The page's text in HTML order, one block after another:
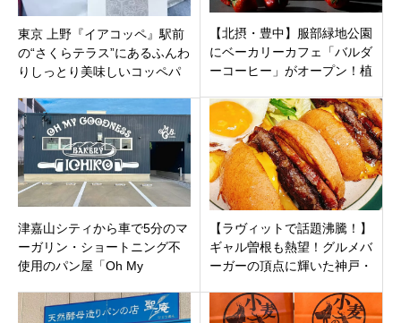
東京 上野『イアコッペ』駅前
の“さくらテラス”にあるふんわ
りしっとり美味しいコッペパ
【北摂・豊中】服部緑地公園
にベーカリーカフェ「バルダ
ーコーヒー」がオープン！植
テタイムを
津嘉山シティから車で5分のマ
ーガリン・ショートニング不
使用のパン屋「Oh My
ープン！
【ラヴィットで話題沸騰！】
ギャル曽根も熱望！グルメバ
ーガーの頂点に輝いた神戸・
を徹底解剖！